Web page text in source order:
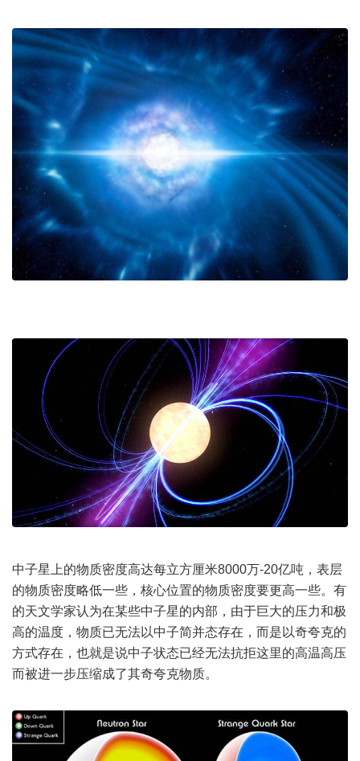
中子星上的物质密度高达每立方厘米8000万-20亿吨，表层
的物质密度略低一些，核心位置的物质密度要更高一些。有
的天文学家认为在某些中子星的内部，由于巨大的压力和极
高的温度，物质已无法以中子简并态存在，而是以奇夸克的
方式存在，也就是说中子状态已经无法抗拒这里的高温高压
而被进一步压缩成了其奇夸克物质。